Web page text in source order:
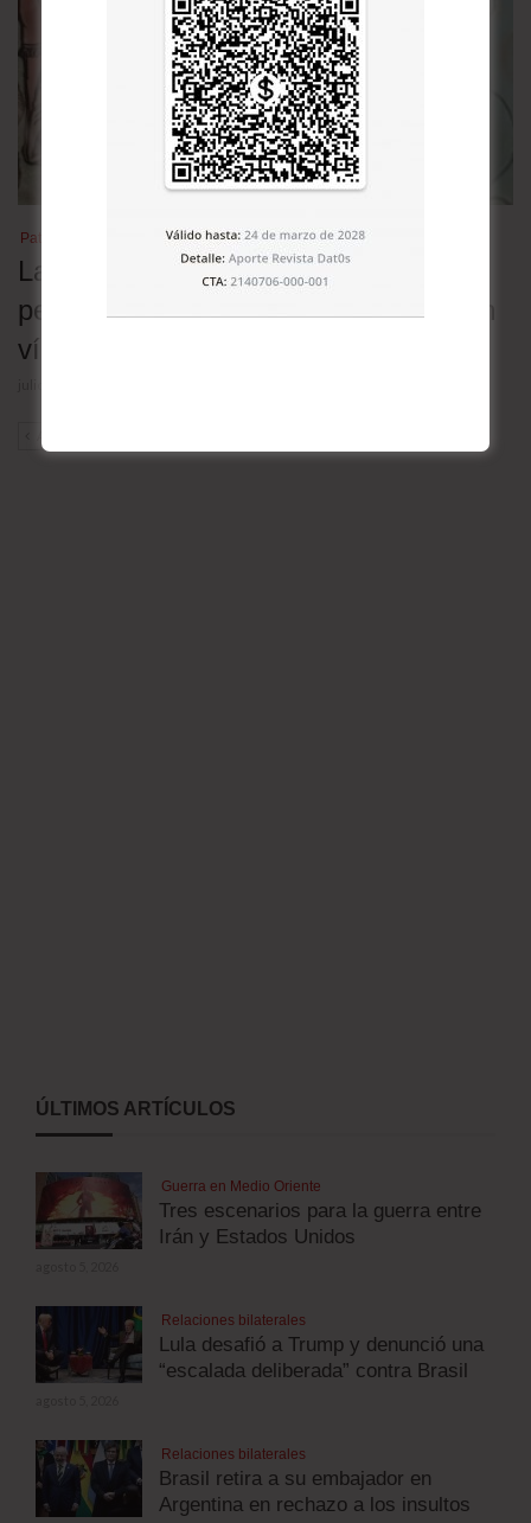
Patrimonio cultural
Las lenguas nativas en Bolivia en
peligro: 30 de las 36 oficiales están en
vías de extinción
ÚLTIMOS ARTÍCULOS
Guerra en Medio Oriente
Tres escenarios para la guerra entre
Irán y Estados Unidos
Relaciones bilaterales
Lula desafió a Trump y denunció una
“escalada deliberada” contra Brasil
Relaciones bilaterales
Brasil retira a su embajador en
Argentina en rechazo a los insultos